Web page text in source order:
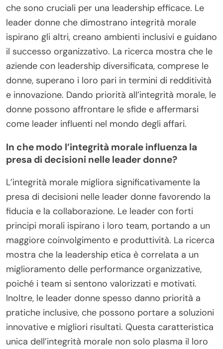
che sono cruciali per una leadership efficace. Le
leader donne che dimostrano integrità morale
ispirano gli altri, creano ambienti inclusivi e guidano
il successo organizzativo. La ricerca mostra che le
aziende con leadership diversificata, comprese le
donne, superano i loro pari in termini di redditività
e innovazione. Dando priorità all’integrità morale, le
donne possono affrontare le sfide e affermarsi
come leader influenti nel mondo degli affari.
In che modo l’integrità morale influenza la
presa di decisioni nelle leader donne?
L’integrità morale migliora significativamente la
presa di decisioni nelle leader donne favorendo la
fiducia e la collaborazione. Le leader con forti
principi morali ispirano i loro team, portando a un
maggiore coinvolgimento e produttività. La ricerca
mostra che la leadership etica è correlata a un
miglioramento delle performance organizzative,
poiché i team si sentono valorizzati e motivati.
Inoltre, le leader donne spesso danno priorità a
pratiche inclusive, che possono portare a soluzioni
innovative e migliori risultati. Questa caratteristica
unica dell’integrità morale non solo plasma il loro